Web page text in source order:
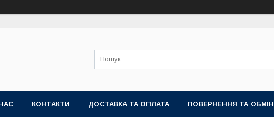
КОНТАКТИ ДОСТАВКА ТА ОПЛАТА ПОВЕРНЕННЯ ТА ОБМІН